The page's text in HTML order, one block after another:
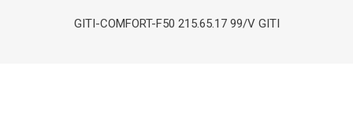
GITI-COMFORT-F50 215.65.17 99/V GITI